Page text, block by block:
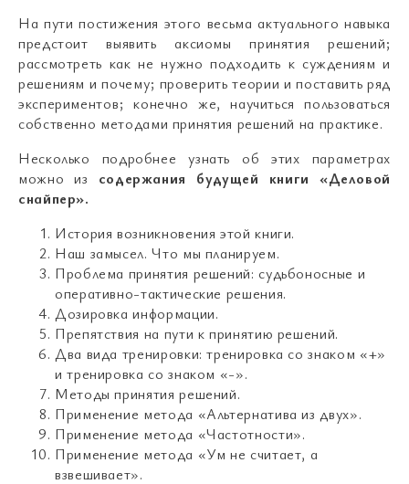
На пути постижения этого весьма актуального навыка
предстоит выявить аксиомы принятия решений;
рассмотреть как не нужно подходить к суждениям и
решениям и почему; проверить теории и поставить ряд
экспериментов; конечно же, научиться пользоваться
собственно методами принятия решений на практике.
Несколько подробнее узнать об этих параметрах
можно из содержания будущей книги «Деловой
снайпер».
История возникновения этой книги.
Наш замысел. Что мы планируем.
Проблема принятия решений: судьбоносные и
оперативно-тактические решения.
Дозировка информации.
Препятствия на пути к принятию решений.
Два вида тренировки: тренировка со знаком «+»
и тренировка со знаком «-».
Методы принятия решений.
Применение метода «Альтернатива из двух».
Применение метода «Частотности».
Применение метода «Ум не считает, а
взвешивает».